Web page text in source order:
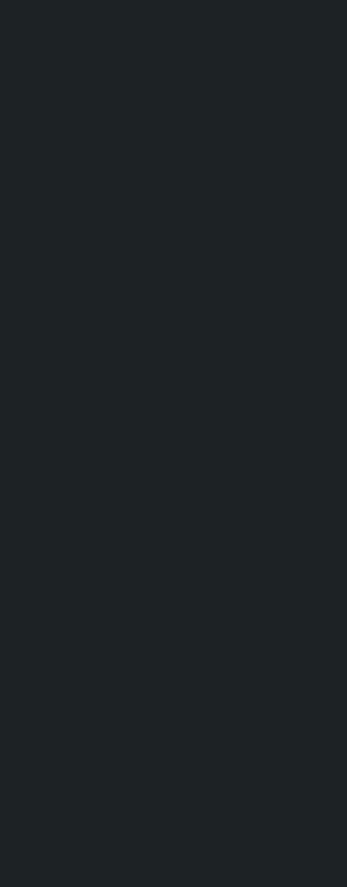
‘देशमा कहिल्यै नभएको शासकीय
सांसद यादवले उठाएको ढल्केबर ट्रमा
‘गौंथली’ बन्यो धेरै कमाउने सातौं
शेखरले अस्वीकार गरे कोइराला निवास
‘करदाता प्रोत्साहन कार्यक्रम सफल भए